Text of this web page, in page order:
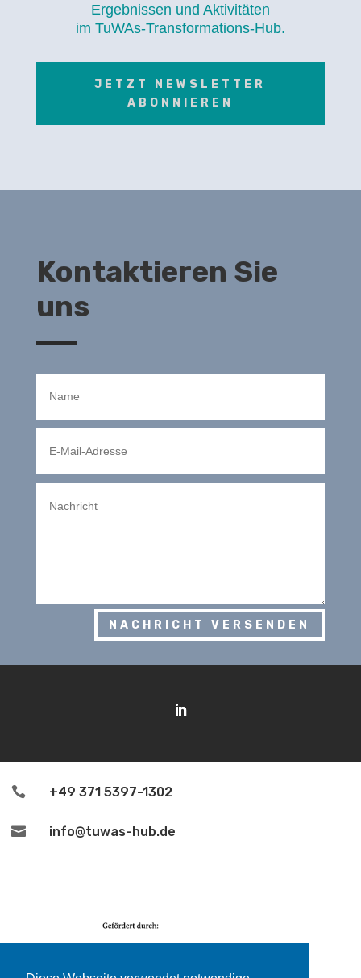
Ergebnissen und Aktivitäten
im TuWAs-Transformations-Hub.
JETZT NEWSLETTER
ABONNIEREN
Kontaktieren Sie
uns
NACHRICHT VERSENDEN
 +49 371 5397-1302
 info@tuwas-hub.de